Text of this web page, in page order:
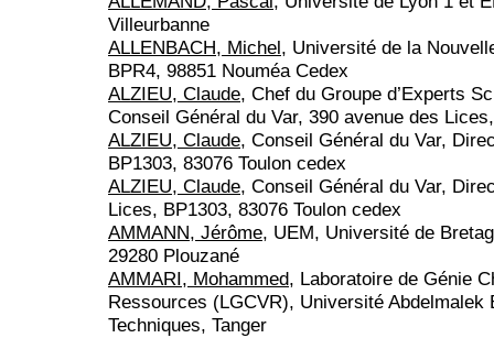
Villeurbanne
ALLENBACH, Michel, Université de la
BPR4, 98851 Nouméa Cedex
ALZIEU, Claude, Chef du Groupe d’Experts
Conseil Général du Var, 390 avenue des
ALZIEU, Claude, Conseil Général du Var,
BP1303, 83076 Toulon cedex
ALZIEU, Claude, Conseil Général du Var,
Lices, BP1303, 83076 Toulon cedex
AMMANN, Jérôme, UEM, Université de
29280 Plouzané
AMMARI, Mohammed, Laboratoire de Génie
Ressources (LGCVR), Université
Techniques, Tanger